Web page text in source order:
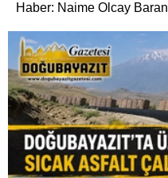
Haber: Naime Olcay Baran